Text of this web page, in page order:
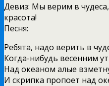
Девиз: Мы верим в
красота!
Песня:
Ребята, надо верить в
Когда-нибудь весенним
Hад океаном алые
И скрипка пропоет над